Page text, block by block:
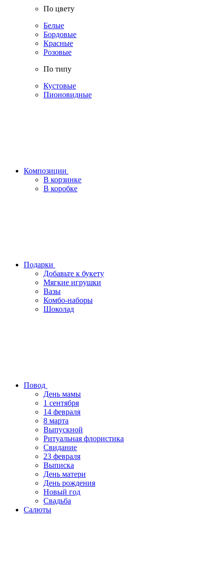
По цвету
Белые
Бордовые
Красные
Розовые
По типу
Кустовые
Пионовидные
Композиции
В корзинке
В коробке
Подарки
Добавьте к букету
Мягкие игрушки
Вазы
Комбо-наборы
Шоколад
Повод
День мамы
1 сентября
14 февраля
8 марта
Выпускной
Ритуальная флористика
Свидание
23 февраля
Выписка
День матери
День рождения
Новый год
Свадьба
Салюты